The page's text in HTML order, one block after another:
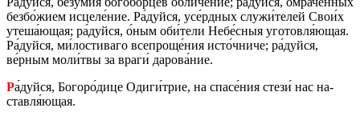
безбо́жием ис­це­ле́ние. Ра́дуйся, усе́рдных служи́телей Свои́х
утеша́ющая; ра́дуйся, о́ным оби́тели Небе́сныя уго­тов­ля́ющая.
Ра́дуйся, ми́ло­сти­ва­го все­про­ще́ния исто́чниче; ра́дуйся,
ве́рным моли́твы за враги́ да­ро­ва́ние.
Ра́дуйся, Бо­го­ро́дице Одиги́трие, на спасе́ния стези́ нас на­
став­ля́ющая.